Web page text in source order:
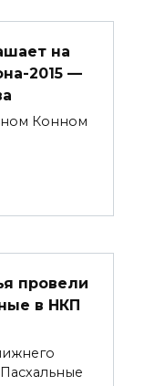
на
2015 —
Конном
провели
в НКП